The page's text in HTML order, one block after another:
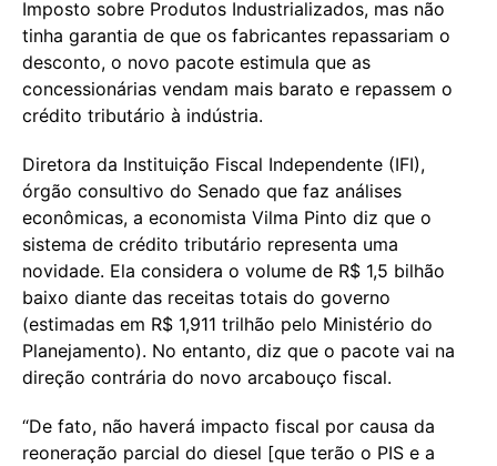
Imposto sobre Produtos Industrializados, mas não
tinha garantia de que os fabricantes repassariam o
desconto, o novo pacote estimula que as
concessionárias vendam mais barato e repassem o
crédito tributário à indústria.
Diretora da Instituição Fiscal Independente (IFI),
órgão consultivo do Senado que faz análises
econômicas, a economista Vilma Pinto diz que o
sistema de crédito tributário representa uma
novidade. Ela considera o volume de R$ 1,5 bilhão
baixo diante das receitas totais do governo
(estimadas em R$ 1,911 trilhão pelo Ministério do
Planejamento). No entanto, diz que o pacote vai na
direção contrária do novo arcabouço fiscal.
“De fato, não haverá impacto fiscal por causa da
reoneração parcial do diesel [que terão o PIS e a